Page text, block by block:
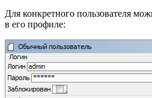
Для конкретного пользователя
в его профиле: